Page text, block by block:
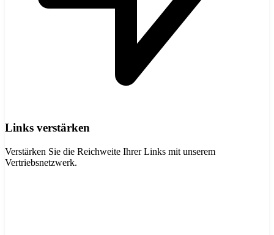
Links verstärken
Verstärken Sie die Reichweite Ihrer Links mit unserem
Vertriebsnetzwerk.